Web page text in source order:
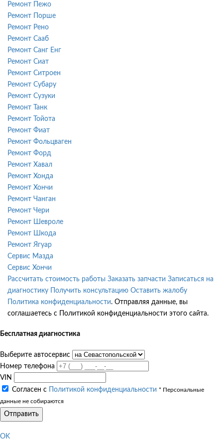
Ремонт Пежо
Ремонт Порше
Ремонт Рено
Ремонт Сааб
Ремонт Санг Енг
Ремонт Сиат
Ремонт Ситроен
Ремонт Субару
Ремонт Сузуки
Ремонт Танк
Ремонт Тойота
Ремонт Фиат
Ремонт Фольцваген
Ремонт Форд
Ремонт Хавал
Ремонт Хонда
Ремонт Хончи
Ремонт Чанган
Ремонт Чери
Ремонт Шевроле
Ремонт Шкода
Ремонт Ягуар
Сервис Мазда
Сервис Хончи
Рассчитать стоимость работы Заказать запчасти Записаться на
диагностику
Получить консультацию Оставить жалобу
Политика конфиденциальности. Отправляя данные, вы
соглашаетесь с Политикой конфиденциальности этого сайта.
Бесплатная диагностика
Выберите автосервис
Номер телефона
VIN
Согласен с
Политикой конфиденциальности * Персональные
данные не собираются
Отправить
OK